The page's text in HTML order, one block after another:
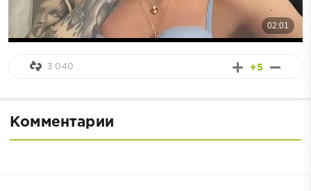
+5
3 040
Комментарии